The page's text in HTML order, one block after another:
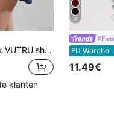
en zakken, lichtgewicht, geschikt voor yogastudio, fitness en zomersporten.
klanten
8
EU Warehouse
11.49€